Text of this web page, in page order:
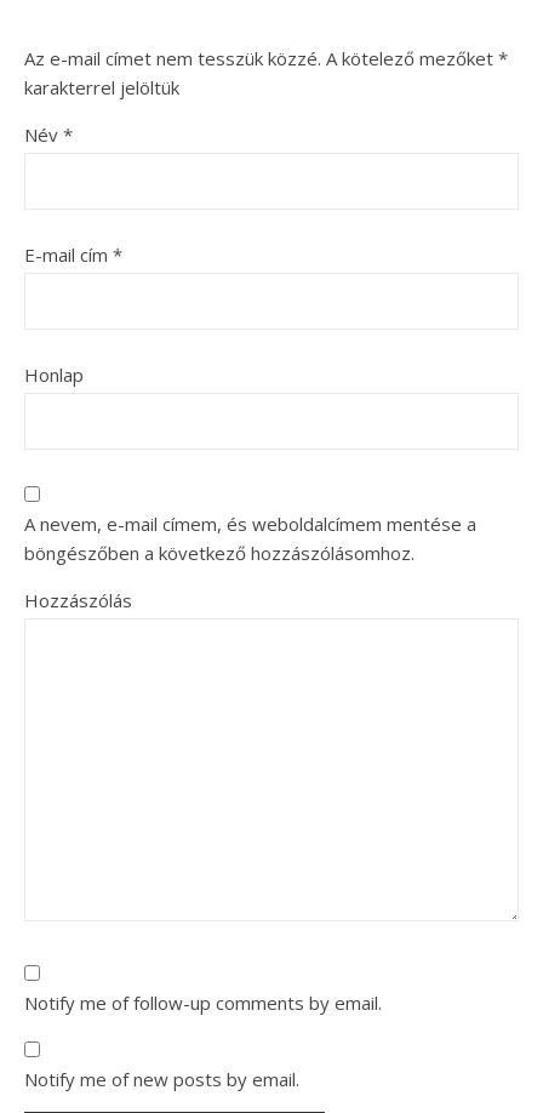
Az e-mail címet nem tesszük közzé. A kötelező mezőket *
karakterrel jelöltük
Név *
E-mail cím *
Honlap
A nevem, e-mail címem, és weboldalcímem mentése a
böngészőben a következő hozzászólásomhoz.
Hozzászólás
Notify me of follow-up comments by email.
Notify me of new posts by email.